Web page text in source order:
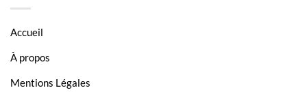
Accueil
À propos
Mentions Légales